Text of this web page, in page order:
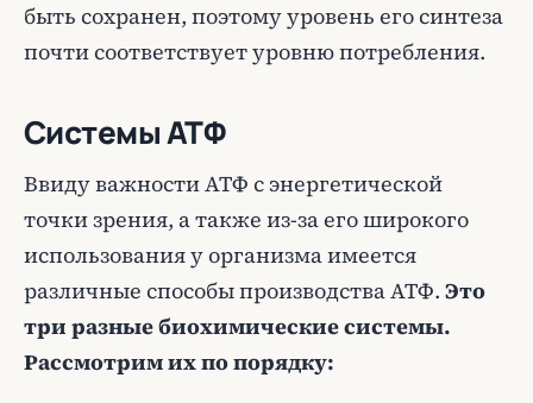
быть сохранен, поэтому уровень его синтеза
почти соответствует уровню потребления.
Системы АТФ
Ввиду важности АТФ с энергетической
точки зрения, а также из-за его широкого
использования у организма имеется
различные способы производства АТФ. Это
три разные биохимические системы.
Рассмотрим их по порядку: